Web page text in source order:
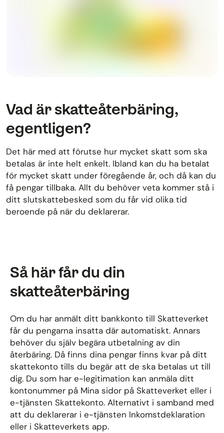
Vad är skatte­återbäring,
egentligen?
Det här med att förutse hur mycket skatt som ska
betalas är inte helt enkelt. Ibland kan du ha betalat
för mycket skatt under föregående år, och då kan du
få pengar tillbaka. Allt du behöver veta kommer stå i
ditt slutskattebesked som du får vid olika tid
beroende på när du deklarerar.
Så här får du din
skatteåterbäring
Om du har anmält ditt bankkonto till Skatteverket
får du pengarna insatta där automatiskt. Annars
behöver du själv begära utbetalning av din
återbäring. Då finns dina pengar finns kvar på ditt
skattekonto tills du begär att de ska betalas ut till
dig. Du som har e-legitimation kan anmäla ditt
kontonummer på Mina sidor på Skatteverket eller i
e-tjänsten Skattekonto. Alternativt i samband med
att du deklarerar i e-tjänsten Inkomstdeklaration
eller i Skatteverkets app.